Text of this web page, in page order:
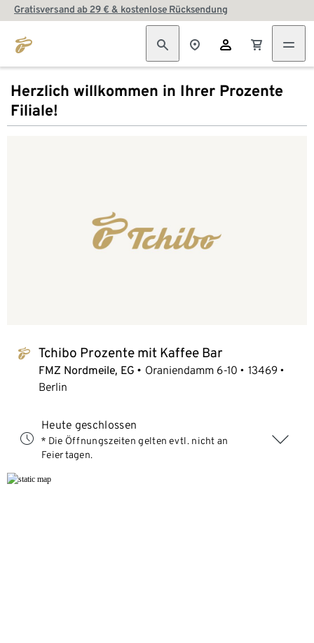
Gratisversand ab 29 € & kostenlose Rücksendung
Herzlich willkommen in Ihrer Prozente
Filiale!
tchibo_logo Tchibo Prozente mit Kaffee Bar
FMZ Nordmeile, EG Oraniendamm 6-10
13469
Berlin
Heute geschlossen
* Die Öffnungszeiten gelten evtl. nicht an
Feiertagen.